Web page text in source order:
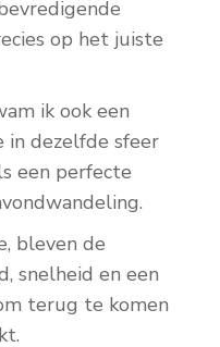
op het juiste
ik ook een
in dezelfde sfeer
een perfecte
bleven de
snelheid en een
terug te komen